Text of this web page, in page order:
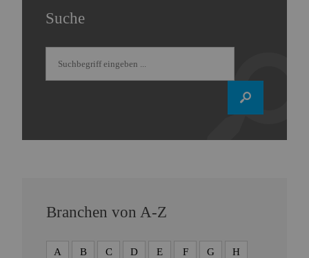
Suche
Branchen von A-Z
A B C D E F G H